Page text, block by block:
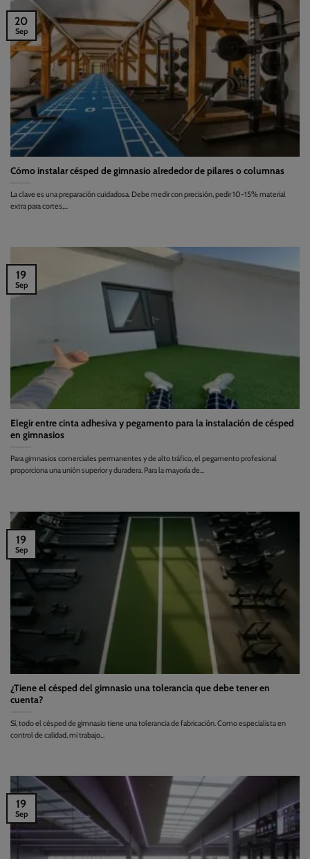
Cómo instalar césped de gimnasio alrededor de pilares o columnas
La clave es una preparación cuidadosa. Debe medir con precisión, pedir 10-15% material
extra para cortes,...
20
Sep
Elegir entre cinta adhesiva y pegamento para la instalación de césped
en gimnasios
Para gimnasios comerciales permanentes y de alto tráfico, el pegamento profesional
proporciona una unión superior y duradera. Para la mayoría de...
19
Sep
¿Tiene el césped del gimnasio una tolerancia que debe tener en
cuenta?
Sí, todo el césped de gimnasio tiene una tolerancia de fabricación. Como especialista en
control de calidad, mi trabajo...
19
Sep
19
Sep